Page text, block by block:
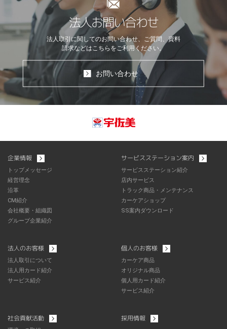
法人お問い合わせ
法人取引に関してのお問い合わせ、ご質問、資料
請求などはこちらをご利用ください。
お問い合わせ
企業情報
トップメッセージ
経営理念
沿革
CM紹介
会社概要・組織図
グループ企業紹介
サービスステーション案内
サービスステーション紹介
店内サービス
トラック商品・メンテナンス
カーケアショップ
SS案内ダウンロード
法人のお客様
法人取引について
法人用カード紹介
サービス紹介
個人のお客様
カーケア商品
オリジナル商品
個人用カード紹介
サービス紹介
社会貢献活動 採用情報